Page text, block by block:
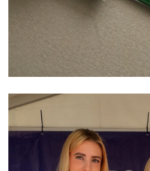
KOSZULE I APASZKI Z